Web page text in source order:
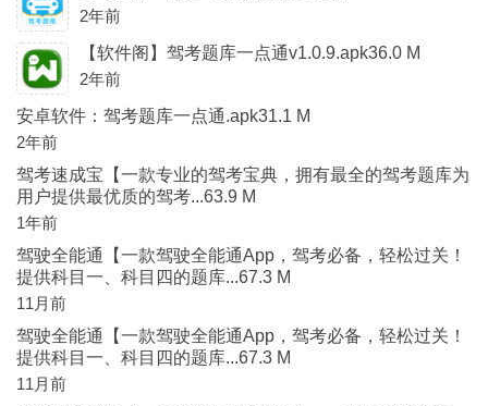
2年前
【软件阁】驾考题库一点通v1.0.9.apk36.0 M
2年前
安卓软件：驾考题库一点通.apk31.1 M
2年前
驾考速成宝【一款专业的驾考宝典，拥有最全的驾考题库为
用户提供最优质的驾考...63.9 M
1年前
驾驶全能通【一款驾驶全能通App，驾考必备，轻松过关！
提供科目一、科目四的题库...67.3 M
11月前
驾驶全能通【一款驾驶全能通App，驾考必备，轻松过关！
提供科目一、科目四的题库...67.3 M
11月前